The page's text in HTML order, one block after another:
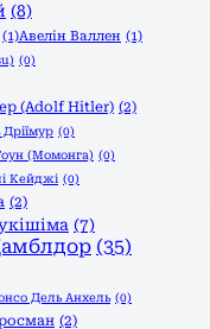
(8)
(1)Авелін Валлен (1)
(0)
(Adolf Hitler) (2)
Дріїмур (0)
(Момонга) (0)
Кейджі (0)
(2)
(7)
(35)
Дель Анхель (0)
(2)